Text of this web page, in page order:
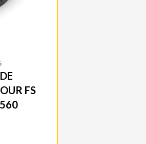
FS